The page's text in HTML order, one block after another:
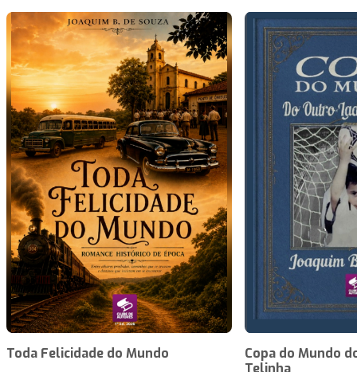
Toda Felicidade do Mundo
Copa do Mundo
Telinha